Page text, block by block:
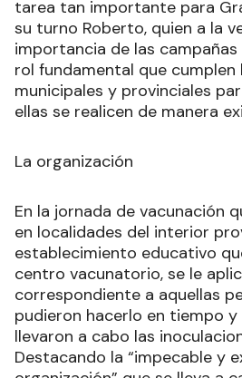
tarea tan importante para
su turno Roberto, quien a la
importancia de las
rol fundamental que
municipales y provinciales
ellas se realicen de manera
La organización
En la jornada de vacunación
en localidades del interior
establecimiento educativo
centro vacunatorio, se le
correspondiente a aquellas
pudieron hacerlo en tiempo
llevaron a cabo las
Destacando la “impecable y